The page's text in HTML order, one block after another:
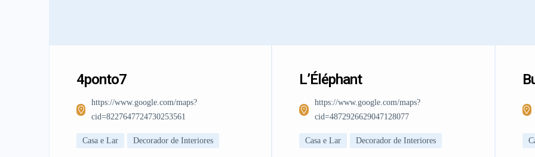
4ponto7
https://www.google.com/maps?
cid=8227647724730253561
Casa e Lar Decorador de Interiores
L’Éléphant
https://www.google.com/maps?
cid=4872926629047128077
Casa e Lar Decorador de Interiores